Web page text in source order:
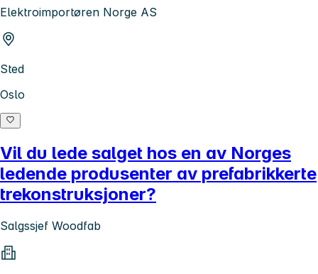
Elektroimportøren Norge AS
Sted
Oslo
Vil du lede salget hos en av Norges
ledende produsenter av prefabrikkerte
trekonstruksjoner?
Salgssjef Woodfab